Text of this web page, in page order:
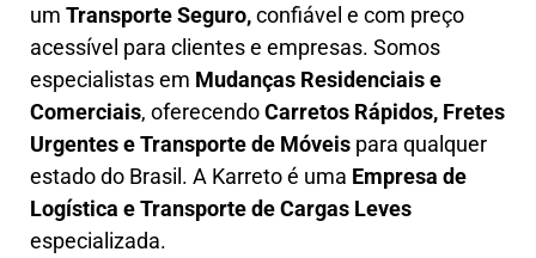
um Transporte Seguro,confiável e com preço
acessível para clientes e empresas. Somos
especialistas em Mudanças Residenciais e
Comerciais, oferecendoCarretos Rápidos, Fretes
Urgentes e Transporte de Móveis para qualquer
estado do Brasil. A Karretoé uma Empresa de
Logística e Transporte de Cargas Leves
especializada.